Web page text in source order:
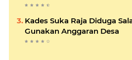
Kades Suka Raja Diduga
Gunakan Anggaran Desa